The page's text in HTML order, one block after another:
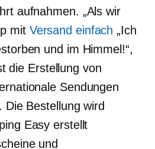
aufnahmen. „Als wir
mit Versand einfach „Ich
und im Himmel!“,
die Erstellung von
Sendungen
Bestellung wird
Easy erstellt
und